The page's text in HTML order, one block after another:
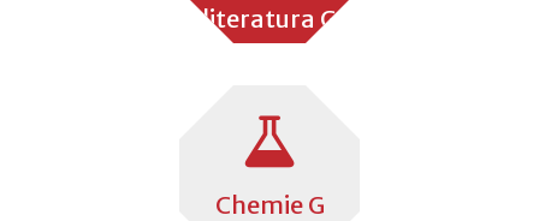
literatura G
Chemie G